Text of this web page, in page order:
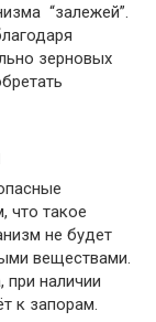
“залежей”.
зерновых
что такое
не будет
веществами.
наличии
к запорам.